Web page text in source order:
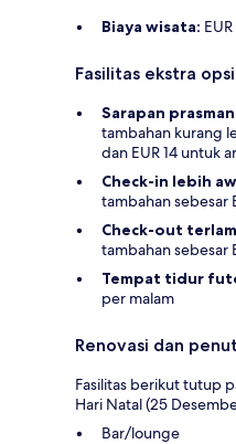
Biaya wisata:
Fasilitas ekstra
Sarapan
tambahan kurang
dan EUR 14 untuk
Check-in lebih
tambahan sebesar
Check-out
tambahan sebesar
Tempat tidur
per malam
Renovasi dan
Fasilitas berikut tutup
Hari Natal (25
Bar/lounge